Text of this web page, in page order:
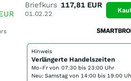
Briefkurs
01.02.22
117,81 EUR
Hinweis
Verlängerte Handelszeiten
Mo-Fr von 07:30 bis 23:00 Uhr
Neu: Samstag von 14:00 bis 19:00